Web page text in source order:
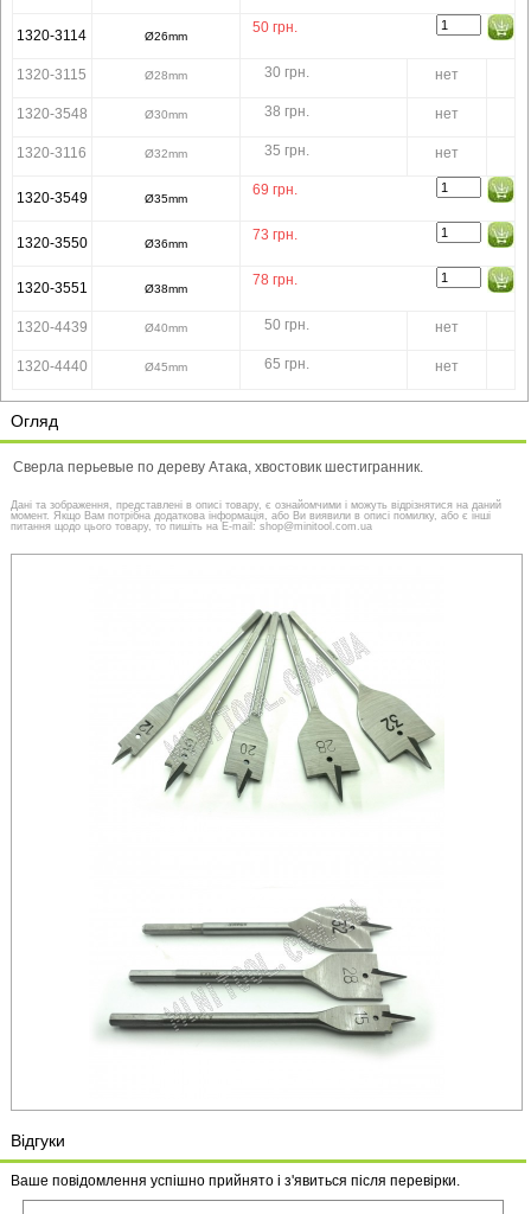
1320-3114 Ø26mm
50 грн.
1320-3115 Ø28mm 30 грн. нет
1320-3548 Ø30mm 38 грн. нет
1320-3116 Ø32mm 35 грн. нет
1320-3549 Ø35mm
69 грн.
1320-3550 Ø36mm
73 грн.
1320-3551 Ø38mm
78 грн.
1320-4439 Ø40mm 50 грн. нет
1320-4440 Ø45mm 65 грн. нет
Огляд
Сверла перьевые по дереву Атака, хвостовик шестигранник.
Дані та зображення, представлені в описі товару, є ознайомчими і можуть відрізнятися на даний
момент. Якщо Вам потрібна додаткова інформація, або Ви виявили в описі помилку, або є інші
питання щодо цього товару, то пишіть на E-mail: shop@minitool.com.ua
Відгуки
Ваше повідомлення успішно прийнято і з'явиться після перевірки.